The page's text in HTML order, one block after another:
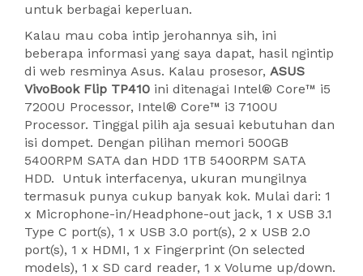
untuk berbagai keperluan.
Kalau mau coba intip jerohannya sih, ini
beberapa informasi yang saya dapat, hasil ngintip
di web resminya Asus. Kalau prosesor, ASUS
VivoBook Flip TP410 ini ditenagai Intel® Core™ i5
7200U Processor, Intel® Core™ i3 7100U
Processor. Tinggal pilih aja sesuai kebutuhan dan
isi dompet. Dengan pilihan memori 500GB
5400RPM SATA dan HDD 1TB 5400RPM SATA
HDD. Untuk interfacenya, ukuran mungilnya
termasuk punya cukup banyak kok. Mulai dari: 1
x Microphone-in/Headphone-out jack, 1 x USB 3.1
Type C port(s), 1 x USB 3.0 port(s), 2 x USB 2.0
port(s), 1 x HDMI, 1 x Fingerprint (On selected
models), 1 x SD card reader, 1 x Volume up/down.